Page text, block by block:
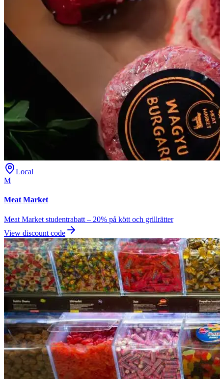
Local
M
Meat Market
Meat Market studentrabatt – 20% på kött och grillrätter
View discount code